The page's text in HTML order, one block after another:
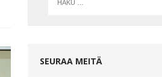
SEURAA MEITÄ